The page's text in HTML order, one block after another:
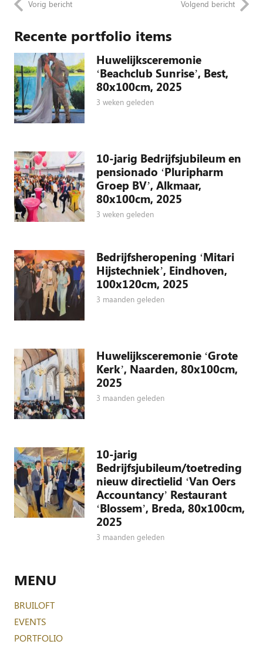
Vorig bericht Volgend bericht
Recente portfolio items
Huwelijksceremonie
‘Beachclub Sunrise’, Best,
80x100cm, 2025
3 weken geleden
10-jarig Bedrijfsjubileum en
pensionado ‘Pluripharm
Groep BV’, Alkmaar,
80x100cm, 2025
3 weken geleden
Bedrijfsheropening ‘Mitari
Hijstechniek’, Eindhoven,
100x120cm, 2025
3 maanden geleden
Huwelijksceremonie ‘Grote
Kerk’, Naarden, 80x100cm,
2025
3 maanden geleden
10-jarig
Bedrijfsjubileum/toetreding
nieuw directielid ‘Van Oers
Accountancy’ Restaurant
‘Blossem’, Breda, 80x100cm,
2025
3 maanden geleden
MENU
BRUILOFT
EVENTS
PORTFOLIO